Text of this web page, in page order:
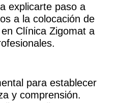
explicarte paso a
a la colocación de
Clínica Zigomat a
para establecer
y comprensión.